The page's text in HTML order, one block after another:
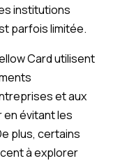
institutions
parfois limitée.
Card utilisent
et aux
en évitant les
plus, certains
à explorer